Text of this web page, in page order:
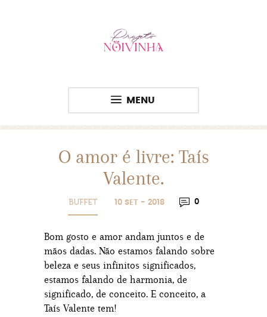
MENU
O amor é livre: Taís
Valente.
BUFFET 10 SET - 2018 0
Bom gosto e amor andam juntos e de
mãos dadas. Não estamos falando sobre
beleza e seus infinitos significados,
estamos falando de harmonia, de
significado, de conceito. E conceito, a
Taís Valente tem!